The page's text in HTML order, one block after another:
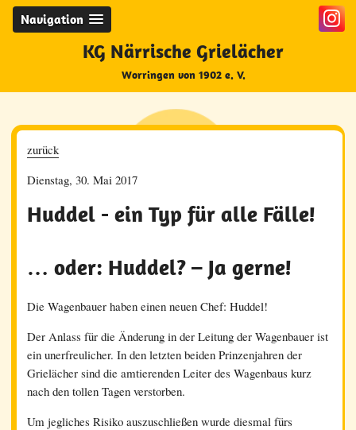
Navigation
KG Närrische Grielächer
Worringen von 1902 e. V.
zurück
Dienstag, 30. Mai 2017
Huddel - ein Typ für alle Fälle!
… oder: Huddel? – Ja gerne!
Die Wagenbauer haben einen neuen Chef: Huddel!
Der Anlass für die Änderung in der Leitung der Wagenbauer ist
ein unerfreulicher. In den letzten beiden Prinzenjahren der
Grielächer sind die amtierenden Leiter des Wagenbaus kurz
nach den tollen Tagen verstorben.
Um jegliches Risiko auszuschließen wurde diesmal fürs